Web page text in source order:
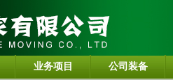
业务项目 公司装备